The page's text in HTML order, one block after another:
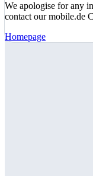
We apologise for any
contact our mobile.de
Homepage